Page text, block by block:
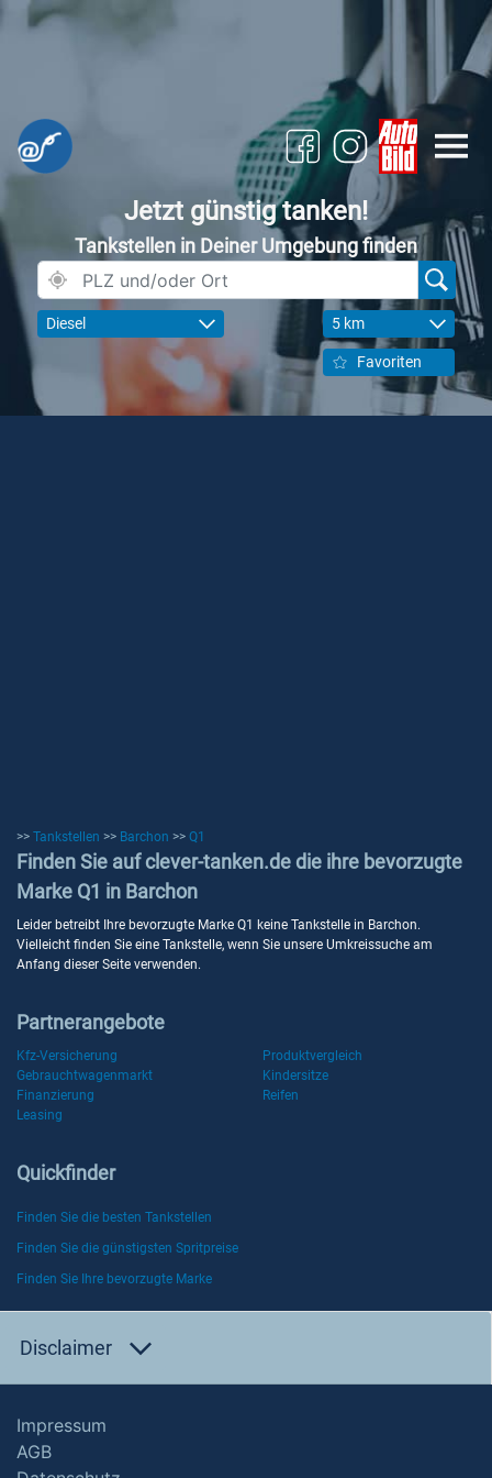
Jetzt günstig tanken!
Tankstellen in Deiner Umgebung finden
Diesel 5 km
Favoriten
>> Tankstellen >> Barchon >> Q1
Finden Sie auf clever-tanken.de die ihre bevorzugte
Marke Q1 in Barchon
Leider betreibt Ihre bevorzugte Marke Q1 keine Tankstelle in Barchon.
Vielleicht finden Sie eine Tankstelle, wenn Sie unsere Umkreissuche am
Anfang dieser Seite verwenden.
Partnerangebote
Kfz-Versicherung
Produktvergleich
Gebrauchtwagenmarkt
Kindersitze
Finanzierung
Reifen
Leasing
Quickfinder
Finden Sie die besten Tankstellen
Finden Sie die günstigsten Spritpreise
Finden Sie Ihre bevorzugte Marke
Disclaimer
Impressum
AGB